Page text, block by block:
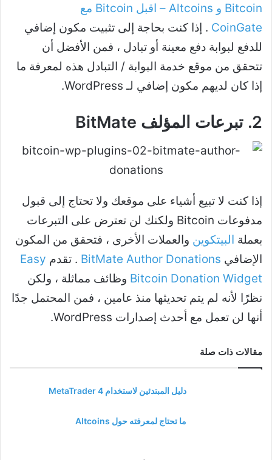
Bitcoin و Altcoins – اقبل Bitcoin مع
CoinGate . إذا كنت بحاجة إلى تثبيت مكون إضافي
للدفع لبوابة دفع معينة أو تبادل ، فمن الأفضل أن
تتحقق من موقع خدمة البوابة / التبادل هذه لمعرفة ما
إذا كان لديهم مكون إضافي لـ WordPress.
2. تبرعات المؤلف BitMate
إذا كنت لا تبيع أشياء على موقعك ولا تحتاج إلى قبول
مدفوعات Bitcoin ولكنك لن تعترض على التبرعات
بعملة البيتكوين والعملات الأخرى ، فتحقق من المكون
الإضافي BitMate Author Donations . تقدم Easy
Bitcoin Donation Widget وظائف مماثلة ، ولكن
نظرًا لأنه لم يتم تحديثها منذ عامين ، فمن المحتمل جدًا
أنها لن تعمل مع أحدث إصدارات WordPress.
مقالات ذات صلة
دليل المبتدئين لاستخدام MetaTrader 4
ما تحتاج لمعرفته حول Altcoins